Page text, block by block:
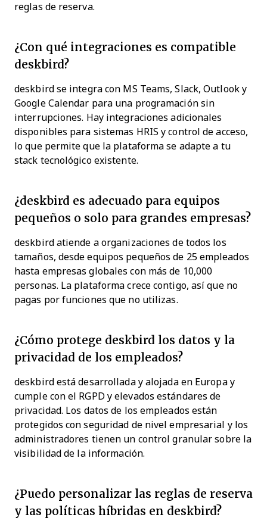
reglas de reserva.
¿Con qué integraciones es compatible
deskbird?
deskbird se integra con MS Teams, Slack, Outlook y
Google Calendar para una programación sin
interrupciones. Hay integraciones adicionales
disponibles para sistemas HRIS y control de acceso,
lo que permite que la plataforma se adapte a tu
stack tecnológico existente.
¿deskbird es adecuado para equipos
pequeños o solo para grandes empresas?
deskbird atiende a organizaciones de todos los
tamaños, desde equipos pequeños de 25 empleados
hasta empresas globales con más de 10,000
personas. La plataforma crece contigo, así que no
pagas por funciones que no utilizas.
¿Cómo protege deskbird los datos y la
privacidad de los empleados?
deskbird está desarrollada y alojada en Europa y
cumple con el RGPD y elevados estándares de
privacidad. Los datos de los empleados están
protegidos con seguridad de nivel empresarial y los
administradores tienen un control granular sobre la
visibilidad de la información.
¿Puedo personalizar las reglas de reserva
y las políticas híbridas en deskbird?